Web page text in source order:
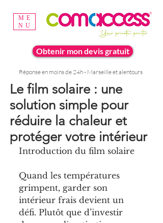
Obtenir mon devis gratuit
Réponse en moins de 24h - Marseille et alentours
ME
NU
Le film solaire : une
solution simple pour
réduire la chaleur et
protéger votre intérieur
Introduction du film solaire
Quand les températures
grimpent, garder son
intérieur frais devient un
défi. Plutôt que d’investir